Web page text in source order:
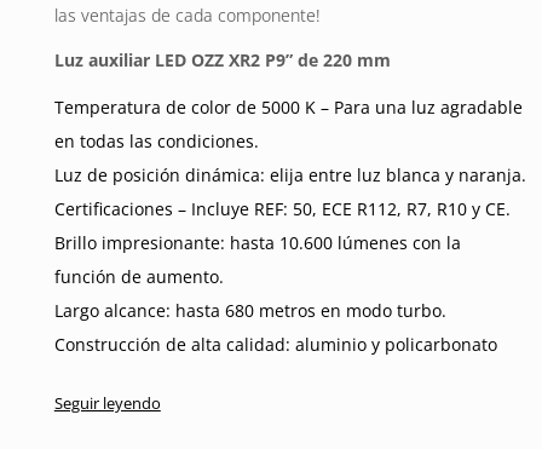
las ventajas de cada componente!
Luz auxiliar LED OZZ XR2 P9” de 220 mm
Temperatura de color de 5000 K – Para una luz agradable
en todas las condiciones.
Luz de posición dinámica: elija entre luz blanca y naranja.
Certificaciones – Incluye REF: 50, ECE R112, R7, R10 y CE.
Brillo impresionante: hasta 10.600 lúmenes con la
función de aumento.
Largo alcance: hasta 680 metros en modo turbo.
Construcción de alta calidad: aluminio y policarbonato
Conexión simple – DT4 macho+hembra.
Seguir leyendo